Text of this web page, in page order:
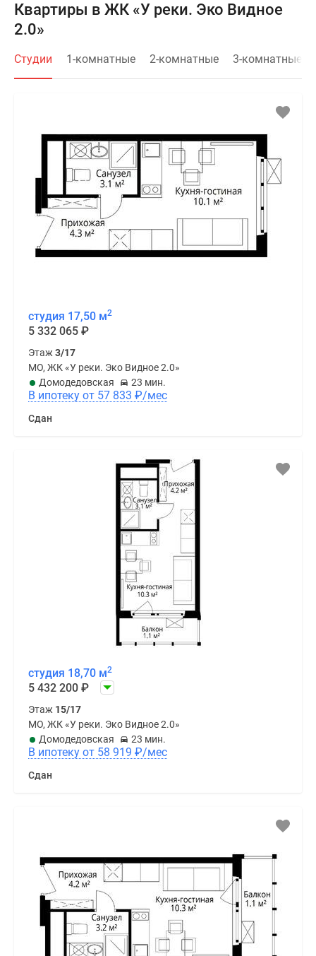
Квартиры в ЖК «У реки. Эко Видное
2.0»
Студии 1-комнатные 2-комнатные 3-комнатные
студия 17,50 м2
5 332 065 ₽
Этаж 3/17
МО, ЖК «У реки. Эко Видное 2.0»
Домодедовская
23 мин.
В ипотеку от 57 833 ₽/мес
Сдан
студия 18,70 м2
5 432 200 ₽
Этаж 15/17
МО, ЖК «У реки. Эко Видное 2.0»
Домодедовская
23 мин.
В ипотеку от 58 919 ₽/мес
Сдан